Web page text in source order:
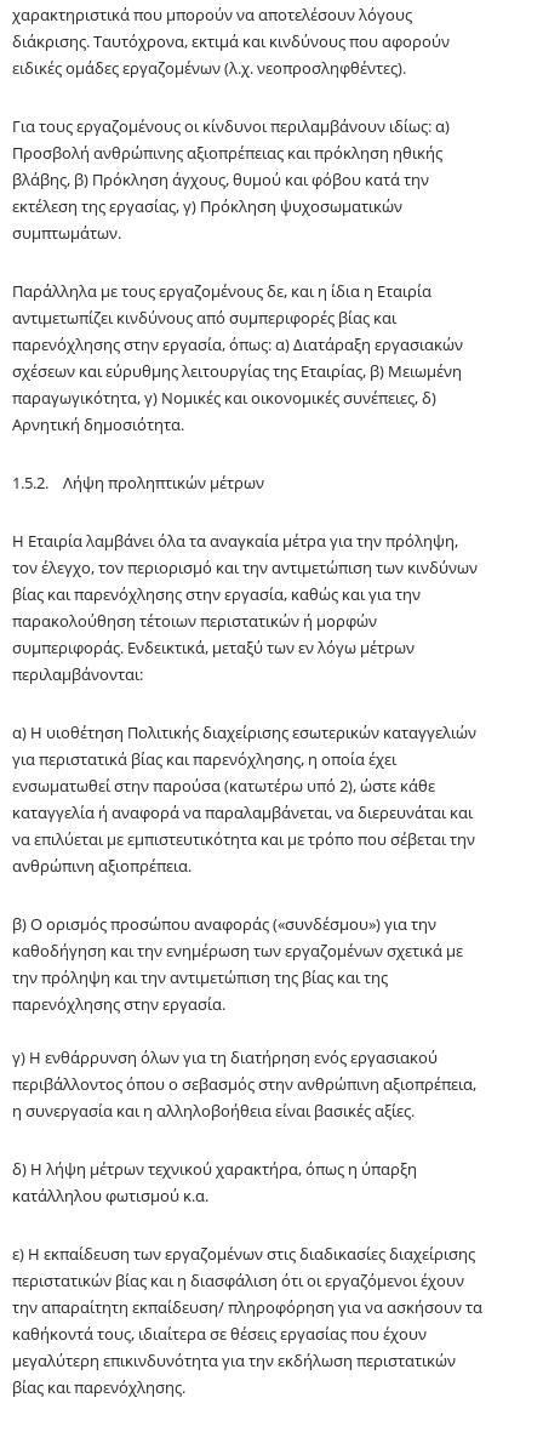
χαρακτηριστικά που μπορούν να αποτελέσουν λόγους
διάκρισης. Ταυτόχρονα, εκτιμά και κινδύνους που αφορούν
ειδικές ομάδες εργαζομένων (λ.χ.νεοπροσληφθέντες).
Για τους εργαζομένους οι κίνδυνοι περιλαμβάνουν ιδίως: α)
Προσβολή ανθρώπινης αξιοπρέπειας και πρόκληση ηθικής
βλάβης, β) Πρόκληση άγχους, θυμού και φόβου κατά την
εκτέλεση της εργασίας, γ) Πρόκληση ψυχοσωματικών
συμπτωμάτων.
Παράλληλα με τους εργαζομένους δε, και η ίδια η Εταιρία
αντιμετωπίζει κινδύνους από συμπεριφορές βίας και
παρενόχλησης στην εργασία, όπως: α) Διατάραξη εργασιακών
σχέσεων και εύρυθμης λειτουργίας της Εταιρίας, β) Μειωμένη
παραγωγικότητα, γ) Νομικές και οικονομικές συνέπειες, δ)
Αρνητική δημοσιότητα.
1.5.2. Λήψη προληπτικών μέτρων
Η Εταιρία λαμβάνει όλα τα αναγκαία μέτρα για την πρόληψη,
τον έλεγχο, τον περιορισμό και την αντιμετώπιση των κινδύνων
βίας και παρενόχλησης στην εργασία, καθώς και για την
παρακολούθηση τέτοιων περιστατικών ή μορφών
συμπεριφοράς. Ενδεικτικά, μεταξύ των εν λόγω μέτρων
περιλαμβάνονται:
α) Η υιοθέτηση Πολιτικής διαχείρισης εσωτερικών καταγγελιών
για περιστατικά βίας και παρενόχλησης, η οποία έχει
ενσωματωθεί στην παρούσα (κατωτέρω υπό 2), ώστε κάθε
καταγγελία ή αναφορά να παραλαμβάνεται, να διερευνάται και
να επιλύεται με εμπιστευτικότητα και με τρόπο που σέβεται την
ανθρώπινη αξιοπρέπεια.
β) Ο ορισμός προσώπου αναφοράς («συνδέσμου») για την
καθοδήγηση και την ενημέρωση των εργαζομένων σχετικά με
την πρόληψη και την αντιμετώπιση της βίας και της
παρενόχλησης στην εργασία.
γ) Η ενθάρρυνση όλων για τη διατήρηση ενός εργασιακού
περιβάλλοντος όπου ο σεβασμός στην ανθρώπινη αξιοπρέπεια,
η συνεργασία και η αλληλοβοήθεια είναι βασικές αξίες.
δ) Η λήψη μέτρων τεχνικού χαρακτήρα, όπως η ύπαρξη
κατάλληλου φωτισμού κ.α.
ε) Η εκπαίδευση των εργαζομένων στις διαδικασίες διαχείρισης
περιστατικών βίας και η διασφάλιση ότι οι εργαζόμενοι έχουν
την απαραίτητη εκπαίδευση/ πληροφόρηση για να ασκήσουν τα
καθήκοντά τους, ιδιαίτερα σε θέσεις εργασίας που έχουν
μεγαλύτερη επικινδυνότητα για την εκδήλωση περιστατικών
βίας και παρενόχλησης.